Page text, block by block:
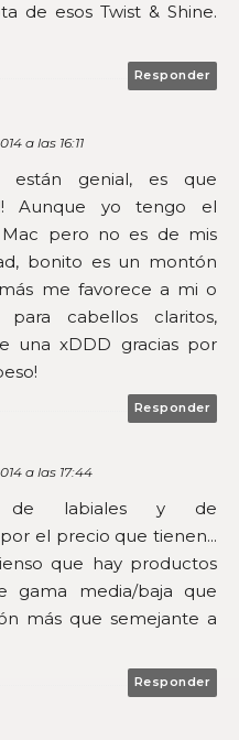
de esos Twist & Shine.
Responder
a las 16:11
están genial, es que
Aunque yo tengo el
Mac pero no es de mis
bonito es un montón
me favorece a mi o
cabellos claritos,
una xDDD gracias por
Responder
a las 17:44
de labiales y de
el precio que tienen...
que hay productos
media/baja que
más que semejante a
Responder